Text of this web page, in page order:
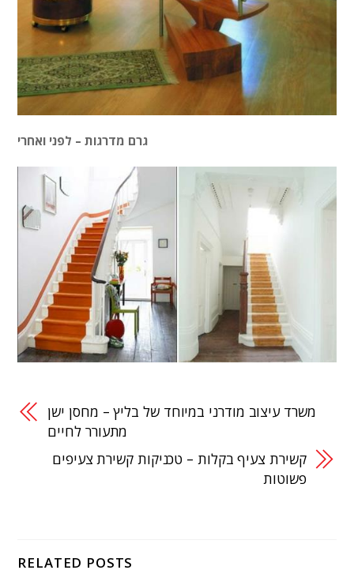
גרם מדרגות – לפני ואחרי
משרד עיצוב מודרני במיוחד של בליץ – מחסן ישן
מתעורר לחיים
קשירת צעיף בקלות – טכניקות קשירת צעיפים
פשוטות
RELATED POSTS